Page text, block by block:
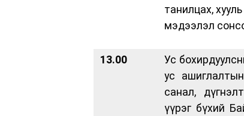
танилцах,
мэдээлэл
13.00
Ус
ус
санал,
үүрэг бүхий